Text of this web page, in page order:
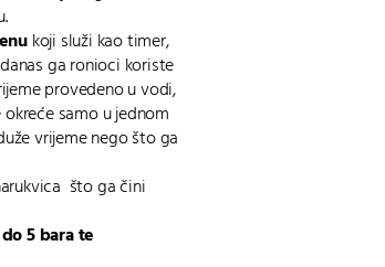
koji služi kao timer,
ga ronioci koriste
provedeno u vodi,
samo u jednom
vrijeme nego što ga
što ga čini
5 bara te